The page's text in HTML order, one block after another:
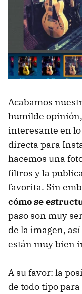
Acabamos
humilde
interesante en
directa para
hacemos una
filtros y la
favorita. Sin
cómo se
paso son muy
de la imagen,
están muy bien
A su favor: la
de todo tipo